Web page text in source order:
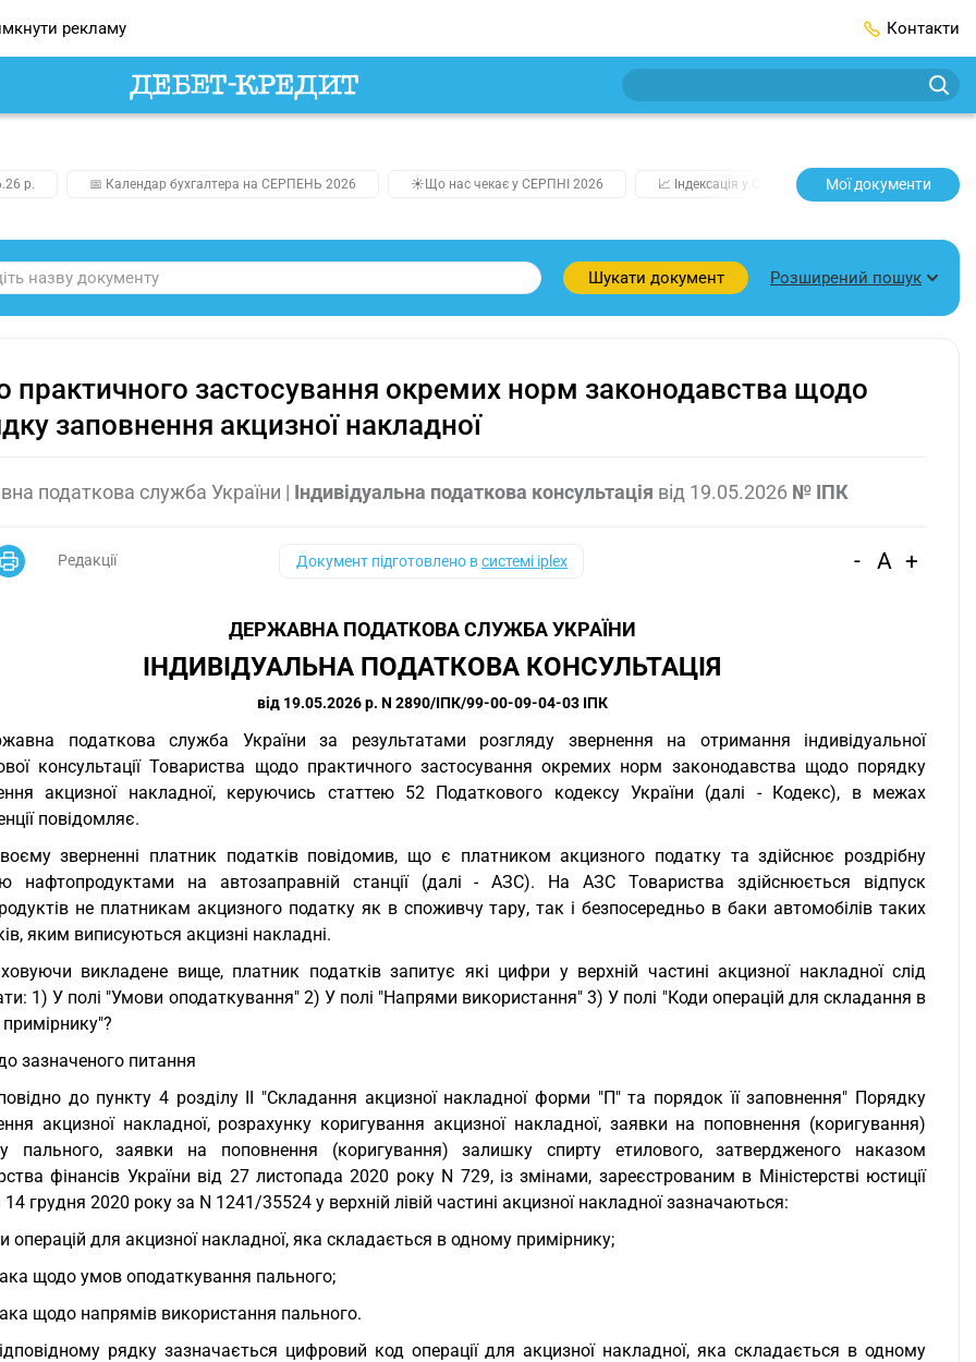
рекламу Контакти
р. 📅 Календар бухгалтера на СЕРПЕНЬ 2026 ☀️Що нас чекає у СЕРПНІ 2026 📈 Індексація у СЕРПНІ 2️⃣0️⃣2️⃣7️⃣ Усі
Мої документи
Шукати документ Розширений пошук
практичного застосування окремих норм законодавства щодо
заповнення акцизної накладної
податкова служба України | Індивідуальна податкова консультація від 19.05.2026 № ІПК
Редакції Документ підготовлено всистемі iplex - A +
ДЕРЖАВНА ПОДАТКОВА СЛУЖБА УКРАЇНИ
ІНДИВІДУАЛЬНА ПОДАТКОВА КОНСУЛЬТАЦІЯ
від 19.05.2026 р. N 2890/ІПК/99-00-09-04-03 ІПК
податкова служба України за результатами розгляду звернення на отримання індивідуальної
консультації Товариства щодо практичного застосування окремих норм законодавства щодо порядку
акцизної накладної, керуючись статтею 52 Податкового кодексу України (далі - Кодекс), в межах
повідомляє.
зверненні платник податків повідомив, що є платником акцизного податку та здійснює роздрібну
нафтопродуктами на автозаправній станції (далі - АЗС). На АЗС Товариства здійснюється відпуск
не платникам акцизного податку як в споживчу тару, так і безпосередньо в баки автомобілів таких
яким виписуються акцизні накладні.
викладене вище, платник податків запитує які цифри у верхній частині акцизної накладної слід
1) У полі "Умови оподаткування" 2) У полі "Напрями використання" 3) У полі "Коди операцій для складання в
зазначеного питання
до пункту 4 розділу II "Складання акцизної накладної форми "П" та порядок її заповнення" Порядку
акцизної накладної, розрахунку коригування акцизної накладної, заявки на поповнення (коригування)
пального, заявки на поповнення (коригування) залишку спирту етилового, затвердженого наказом
фінансів України від 27 листопада 2020 року N 729, із змінами, зареєстрованим в Міністерстві юстиції
14 грудня 2020 року за N 1241/35524 у верхній лівій частині акцизної накладної зазначаються:
операцій для акцизної накладної, яка складається в одному примірнику;
щодо умов оподаткування пального;
щодо напрямів використання пального.
рядку зазначається цифровий код операції для акцизної накладної, яка складається в одному